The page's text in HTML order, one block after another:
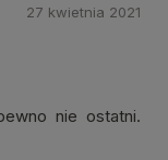
nie ostatni.
27 kwietnia 2021